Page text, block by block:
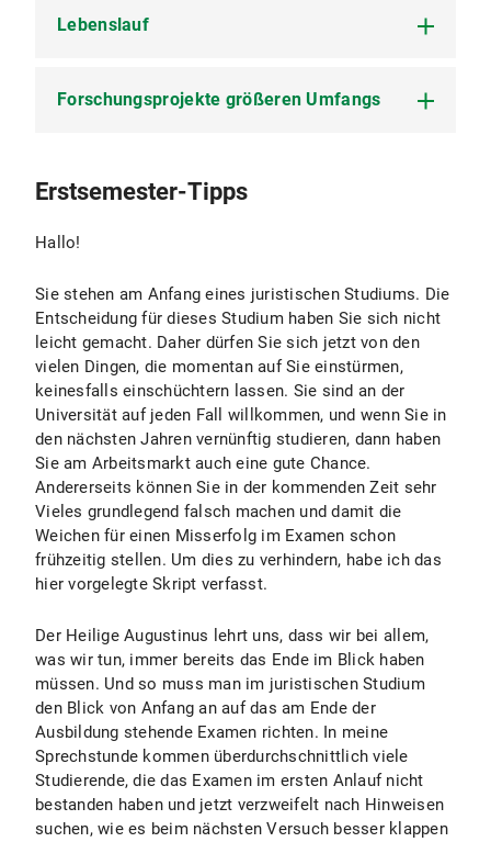
Lebenslauf
Studium 1979 bis 1984 in München und
Maximilians-Universität München bei Prof. Dr.
Akademischer Rat 1988 bis 1990 an der
Ludwig-Maximilians-Universität München
(Institut für Internationales Recht, Lehrstuhl
Prof. Dr. Heldrich).
Habilitation im November 2000 an der
Juristischen Fakultät der Ludwig-Maximilians-
Universität München bei Prof. Dr. Nehlsen im
Anschluss an lang¬jährige Berufspraxis – u.a.
6 Jahre Rechtsabteilung des Bayerischen
Umweltministeriums. Thema der
Habilitationsschrift: „Altlasten und Haftung“;
Thema des Habilitationsvortrages: „Materieller
Mobiliarzwangsvollstreckung“.
Vielfache Lehrstuhlvertretungen seit 2001 an
der Ludwig-Maximilians-Universität München.
Außerplanmäßiger Professor an der Ludwig-
Maximilians-Universität München seit
Sommersemester 2007. Lehrgebiete:
Bürgerliches Recht, Umweltrecht,
Privatversicherungsrecht und
Forschungsprojekte größeren Umfangs
Lebensgemeinschaften (1985 - 1986),
1987), ferner in begleitenden Aufsätzen, insb.
MDR 1988, S. 743 ff.
Juristische Grundlagen - Lehrbücher (1988 -
1989), veröffentlicht als „Grundstrukturen des
Rechts“ (WiRe-Verlag 1.Aufl. 1989. 2. Aufl.
1990); „Einstieg in die zivilrechtliche
Fallbearbeitung“ (WiRe-Verlag 1989).
Manipulierte Versicherungsfälle (1990 - 1991),
veröffentlicht in der Monographie
„Vorgetäuschte und vorsätzlich herbeigeführte
Versicherungsfälle“ (WiRe-Verlag 1991), ferner
in begleitenden Aufsätzen, insb. MDR 1992, S.
Altlastenrecht (1996 - 2000), veröffentlicht in
der Habilitationsschrift „Altlasten und
Haftung“ (C.F. Müller Verlag 2001), ferner in
begleitenden Aufsätzen, insb. GewArch 2000,
S. 221 ff.; GewArch 2000, S. 448 ff.;
Drittschutz in der Zwangsvollstreckung,
veröffentlicht in ZZP 114 (2001), S. 399 ff.
Erstsemester-Tipps
Hallo!
Sie stehen am Anfang eines juristischen Studiums. Die
Entscheidung für dieses Studium haben Sie sich nicht
leicht gemacht. Daher dürfen Sie sich jetzt von den
vielen Dingen, die momentan auf Sie einstürmen,
keinesfalls einschüchtern lassen. Sie sind an der
Universität auf jeden Fall willkommen, und wenn Sie in
den nächsten Jahren vernünftig studieren, dann haben
Sie am Arbeitsmarkt auch eine gute Chance.
Andererseits können Sie in der kommenden Zeit sehr
Vieles grundlegend falsch machen und damit die
Weichen für einen Misserfolg im Examen schon
frühzeitig stellen. Um dies zu verhindern, habe ich das
hier vorgelegte Skript verfasst.
Der Heilige Augustinus lehrt uns, dass wir bei allem,
was wir tun, immer bereits das Ende im Blick haben
müssen. Und so muss man im juristischen Studium
den Blick von Anfang an auf das am Ende der
Ausbildung stehende Examen richten. In meine
Sprechstunde kommen überdurchschnittlich viele
Studierende, die das Examen im ersten Anlauf nicht
bestanden haben und jetzt verzweifelt nach Hinweisen
suchen, wie es beim nächsten Versuch besser klappen